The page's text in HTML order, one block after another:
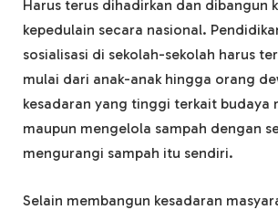
Harus terus dihadirkan dan dibangun
kepedulain secara nasional.
sosialisasi di sekolah-sekolah harus
mulai dari anak-anak hingga orang
kesadaran yang tinggi terkait budaya
maupun mengelola sampah dengan
mengurangi sampah itu sendiri.
Selain membangun kesadaran